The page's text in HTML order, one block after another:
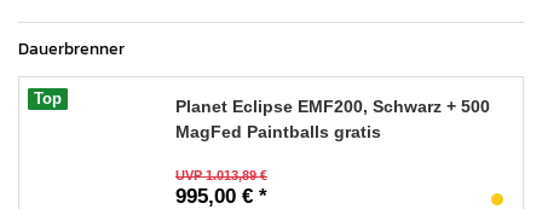
Dauerbrenner
Top
Planet Eclipse EMF200, Schwarz + 500
MagFed Paintballs gratis
UVP 1.013,89 €
995,00 € *